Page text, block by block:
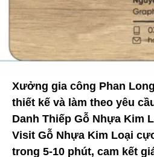
Xưởng gia công Phan
thiết kế và làm theo yêu
Danh Thiếp Gỗ Nhựa Kim
Visit Gỗ Nhựa Kim Loại
trong 5-10 phút, cam kết